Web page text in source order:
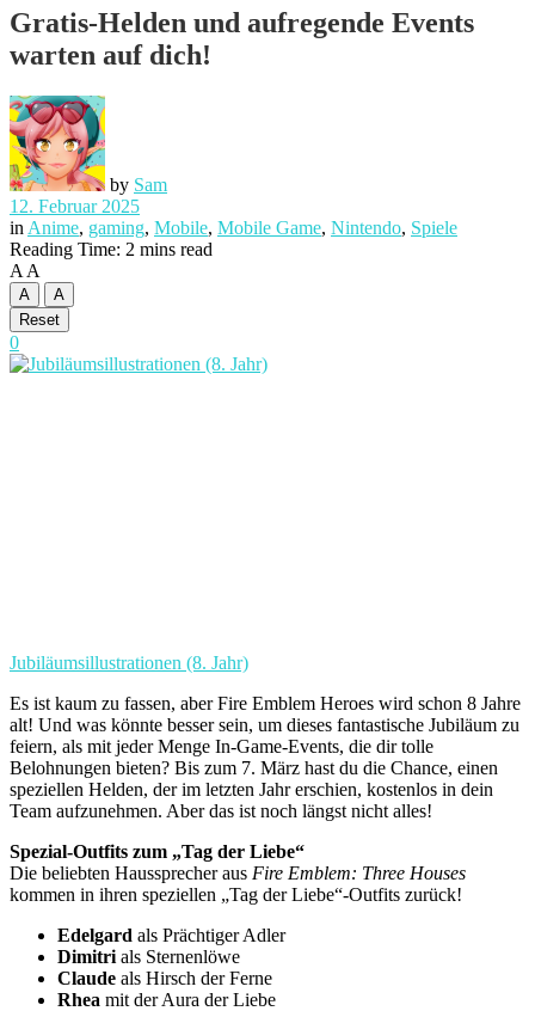
Gratis-Helden und aufregende Events
warten auf dich!
by Sam
12. Februar 2025
in Anime, gaming, Mobile, Mobile Game, Nintendo, Spiele
Reading Time: 2 mins read
A A
A
A
Reset
0
Jubiläumsillustrationen (8. Jahr)
Es ist kaum zu fassen, aber Fire Emblem Heroes wird schon 8 Jahre
alt! Und was könnte besser sein, um dieses fantastische Jubiläum zu
feiern, als mit jeder Menge In-Game-Events, die dir tolle
Belohnungen bieten? Bis zum 7. März hast du die Chance, einen
speziellen Helden, der im letzten Jahr erschien, kostenlos in dein
Team aufzunehmen. Aber das ist noch längst nicht alles!
Spezial-Outfits zum „Tag der Liebe“
Die beliebten Haussprecher aus Fire Emblem: Three Houses
kommen in ihren speziellen „Tag der Liebe“-Outfits zurück!
Edelgard als Prächtiger Adler
Dimitri als Sternenlöwe
Claude als Hirsch der Ferne
Rhea mit der Aura der Liebe